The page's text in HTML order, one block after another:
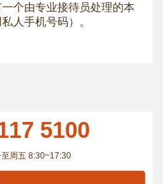
个由专业接待员处理的本
人手机号码）。
5100
周五 8:30~17:30